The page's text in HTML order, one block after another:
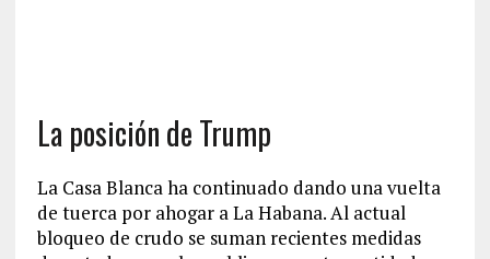
La posición de Trump
La Casa Blanca ha continuado dando una vuelta
de tuerca por ahogar a La Habana. Al actual
bloqueo de crudo se suman recientes medidas